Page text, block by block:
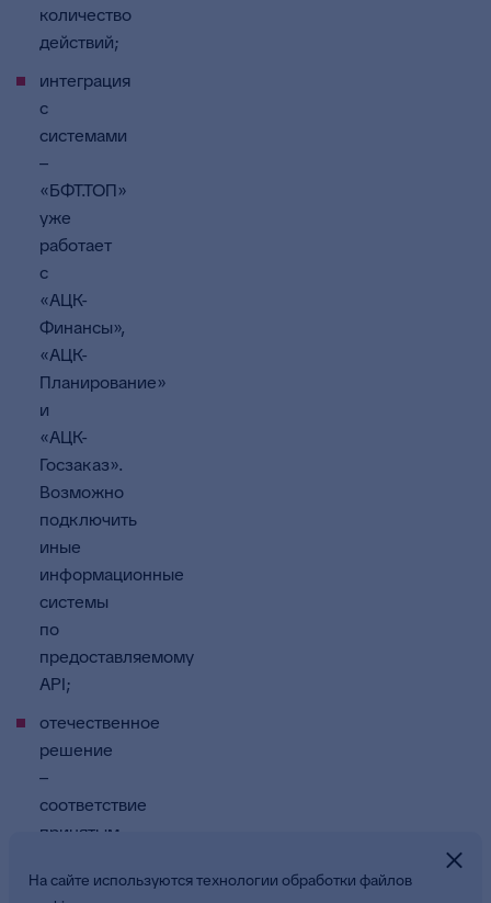
количество
действий;
интеграция
с
системами
–
«БФТ.ТОП»
уже
работает
с
«АЦК-
Финансы»,
«АЦК-
Планирование»
и
«АЦК-
Госзаказ».
Возможно
подключить
иные
информационные
системы
по
предоставляемому
API;
отечественное
решение
–
соответствие
принятым
нормам.
На сайте используются технологии обработки файлов